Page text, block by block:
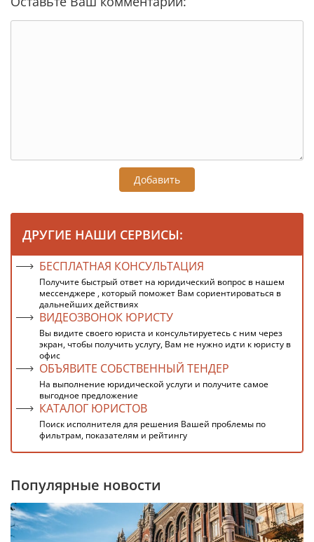
Добавить
ДРУГИЕ НАШИ СЕРВИСЫ:
БЕСПЛАТНАЯ КОНСУЛЬТАЦИЯ
Получите быстрый ответ на юридический вопрос в нашем
мессенджере , который поможет Вам сориентироваться в
дальнейших действиях
ВИДЕОЗВОНОК ЮРИСТУ
Вы видите своего юриста и консультируетесь с ним через
экран, чтобы получить услугу, Вам не нужно идти к юристу в
офис
ОБЪЯВИТЕ СОБСТВЕННЫЙ ТЕНДЕР
На выполнение юридической услуги и получите самое
выгодное предложение
КАТАЛОГ ЮРИСТОВ
Поиск исполнителя для решения Вашей проблемы по
фильтрам, показателям и рейтингу
Популярные новости